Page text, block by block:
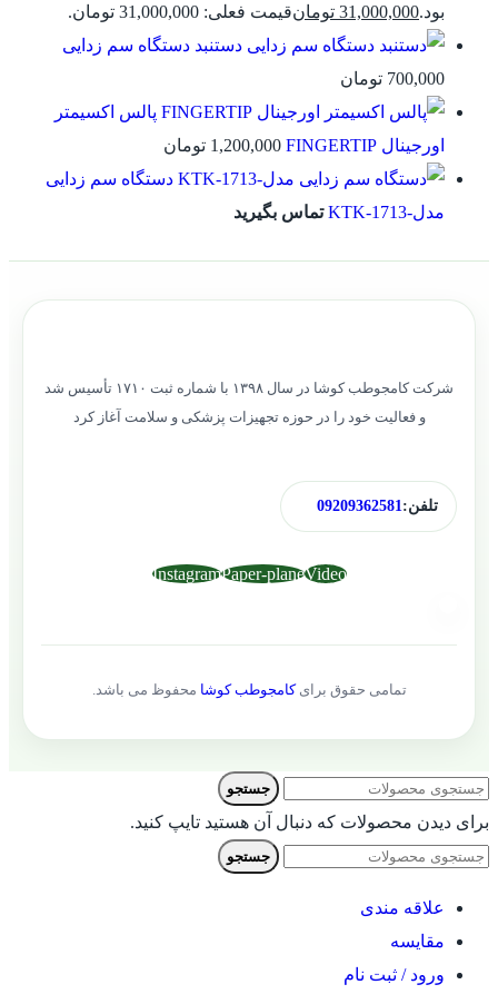
بود.31,000,000 تومانقیمت فعلی: 31,000,000 تومان.
دستنبد دستگاه سم زدایی
700,000 تومان
پالس اکسیمتر
اورجینال FINGERTIP
1,200,000 تومان
دستگاه سم زدایی
مدل-KTK-1713
تماس بگیرید
شرکت کامجوطب کوشا در سال ۱۳۹۸ با شماره ثبت ۱۷۱۰ تأسیس شد
و فعالیت خود را در حوزه تجهیزات پزشکی و سلامت آغاز کرد
تلفن: 09209362581
Video
Paper-plane
Instagram
تمامی حقوق برایکامجوطب کوشا محفوظ می باشد.
جستجو
برای دیدن محصولات که دنبال آن هستید تایپ کنید.
جستجو
علاقه مندی
مقایسه
ورود / ثبت نام